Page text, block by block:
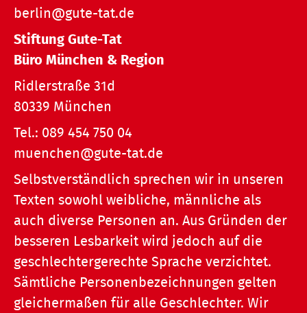
berlin@gute-tat.de
Stiftung Gute-Tat
Büro München & Region
Ridlerstraße 31d
80339 München
Tel.: 089 454 750 04
muenchen@gute-tat.de
Selbstverständlich sprechen wir in unseren
Texten sowohl weibliche, männliche als
auch diverse Personen an. Aus Gründen der
besseren Lesbarkeit wird jedoch auf die
geschlechtergerechte Sprache verzichtet.
Sämtliche Personenbezeichnungen gelten
gleichermaßen für alle Geschlechter. Wir